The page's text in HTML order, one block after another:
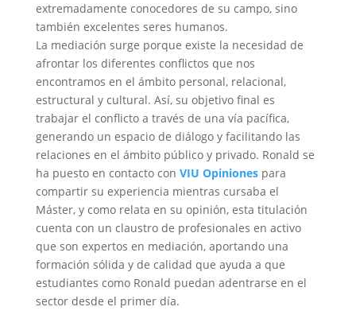
extremadamente conocedores de su campo, sino
también excelentes seres humanos.
La mediación surge porque existe la necesidad de
afrontar los diferentes conflictos que nos
encontramos en el ámbito personal, relacional,
estructural y cultural. Así, su objetivo final es
trabajar el conflicto a través de una vía pacífica,
generando un espacio de diálogo y facilitando las
relaciones en el ámbito público y privado. Ronald se
ha puesto en contacto con VIU Opinionespara
compartir su experiencia mientras cursaba el
Máster, y como relata en su opinión, esta titulación
cuenta con un claustro de profesionales en activo
que son expertos en mediación, aportando una
formación sólida y de calidad que ayuda a que
estudiantes como Ronald puedan adentrarse en el
sector desde el primer día.